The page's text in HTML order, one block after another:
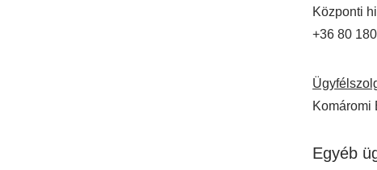
Központi
+36 80
Komáromi
Egyéb